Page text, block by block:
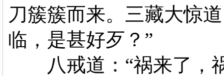
刀簇簇而来。三藏大惊
临，是甚好歹？”
八戒道：“祸来了，